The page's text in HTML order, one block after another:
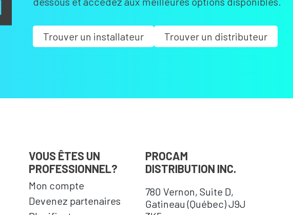
Trouver un installateur Trouver un distributeur
VOUS ÊTES UN
PROFESSIONNEL?
Mon compte
Devenez partenaires
PROCAM
DISTRIBUTION INC.
780 Vernon, Suite D,
Gatineau (Québec) J9J